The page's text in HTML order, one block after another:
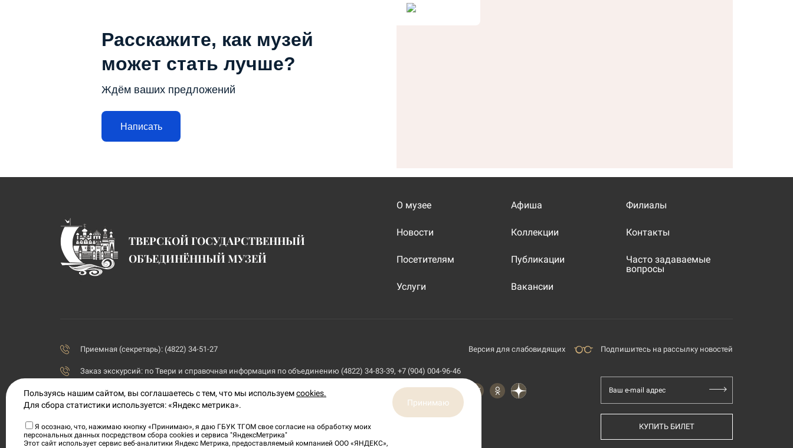
Расскажите, как музей
может стать лучше?
Ждём ваших предложений
Написать
ТВЕРСКОЙ ГОСУДАРСТВЕННЫЙ
ОБЪЕДИНЁННЫЙ МУЗЕЙ
О музее
Новости
Посетителям
Услуги
Афиша
Коллекции
Публикации
Вакансии
Филиалы
Контакты
Часто задаваемые
вопросы
Приемная (секретарь): (4822) 34-51-27
Заказ экскурсий: по Твери и справочная информация по объединению (4822) 34-83-39, +7 (904) 004-96-46
priemnaya@tvermuzeum.ru
Политика конфиденциальности
Версия для слабовидящих Подпишитесь на рассылку новостей
Ваш e-mail адрес
КУПИТЬ БИЛЕТ
Пользуясь нашим сайтом, вы соглашаетесь с тем, что мы используемcookies.
Для сбора статистики используется: «Яндекс метрика».
Я осознаю, что, нажимаю кнопку «Принимаю», я даю ГБУК ТГОМ свое согласие на обработку моих
персональных данных посредством сбора cookies и сервиса "ЯндексМетрика"
Этот сайт использует сервис веб-аналитики Яндекс Метрика, предоставляемый компанией ООО «ЯНДЕКС»,
Принимаю